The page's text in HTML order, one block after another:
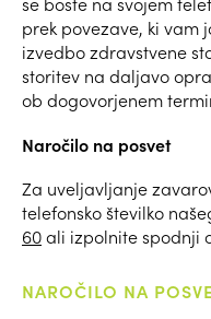
prek povezave, ki vam
izvedbo zdravstvene
storitev na daljavo
ob dogovorjenem
Naročilo na posvet
Za uveljavljanje
telefonsko številko
60ali izpolnite spodnji
NAROČILO NA